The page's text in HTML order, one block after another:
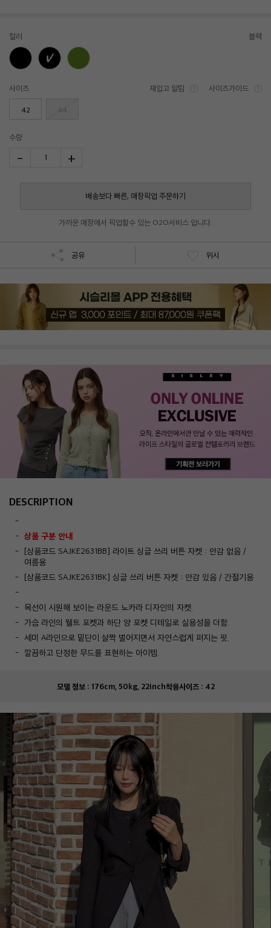
컬러 블랙
사이즈 재입고 알림 사이즈가이드
42 44
수량
- 1 +
배송보다 빠른, 매장픽업 주문하기
가까운 매장에서 픽업할수 있는 O2O서비스 입니다.
공유 위시
DESCRIPTION
상품 구분 안내
[상품코드 SAJKE2631BB] 라이트 싱글 쓰리 버튼 자켓 : 안감 없음 /
여름용
[상품코드 SAJKE2631BK] 싱글 쓰리 버튼 자켓 : 안감 있음 / 간절기용
목선이 시원해 보이는 라운드 노카라 디자인의 자켓.
가슴 라인의 웰트 포켓과 하단 양 포켓 디테일로 실용성을 더함.
세미 A라인으로 밑단이 살짝 벌어지면서 자연스럽게 퍼지는 핏.
깔끔하고 단정한 무드를 표현하는 아이템.
모델 정보 : 176cm, 50kg, 22inch착용사이즈 : 42